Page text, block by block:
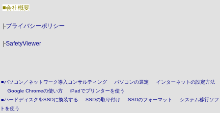
■会社概要
|-プライバシーポリシー
|-SafetyViewer
■パソコン／ネットワーク導入コンサルティング パソコンの選定
インターネットの設定方法
Google Chromeの使い方
iPadでプリンターを使う
■ハードディスクをSSDに換装する
SSDの取り付け SSDのフォーマット
システム移行ソフ
トを使う